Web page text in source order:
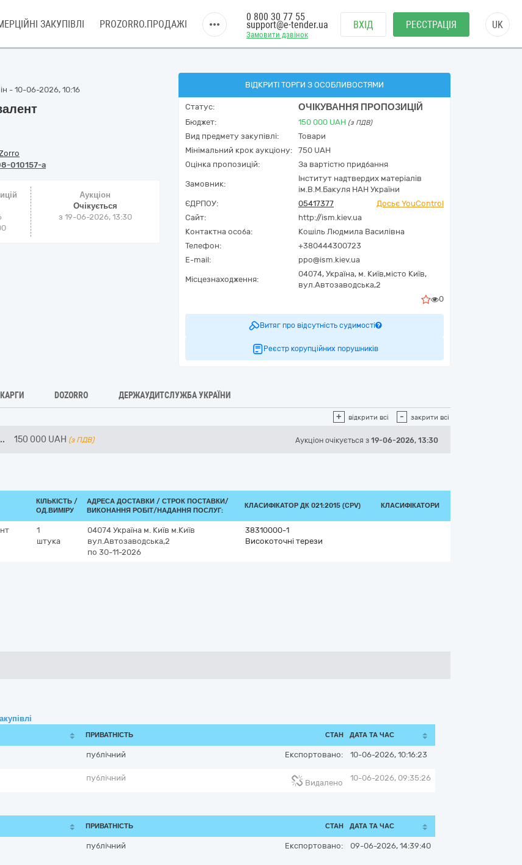
ЗАКУПІВЛІ PROZORRO.ПРОДАЖІ
Замовити дзвінок
0 800 30 77 55
support@e-tender.ua ВХІД РЕЄСТРАЦІЯ UK
- 10-06-2026, 10:16
010157-a
Аукціон
Очікується
з 19-06-2026, 13:30
ВІДКРИТІ ТОРГИ З ОСОБЛИВОСТЯМИ
Статус: ОЧІКУВАННЯ ПРОПОЗИЦІЙ
Бюджет: 150 000 UAH (з ПДВ)
Вид предмету закупівлі:
Товари
Мінімальний крок аукціону:
750 UAH
Оцінка пропозицій:
За вартістю придбання
Замовник:
Інститут надтвердих матеріалів
ім.В.М.Бакуля НАН України
ЄДРПОУ:
05417377
Досьє YouControl
Сайт:
http://ism.kiev.ua
Контактна особа:
Кошіль Людмила Василівна
Телефон:
+380444300723
E-mail:
ppo@ism.kiev.ua
Місцезнаходження:
04074, Україна, м. Київ,місто Київ,
вул.Автозаводська,2
0
Витяг про відсутність судимості
Реєстр корупційних порушників
DOZORRO ДЕРЖАУДИТСЛУЖБА УКРАЇНИ
+ відкрити всі - закрити всі
150 000 UAH (з ПДВ) Аукціон очікується з 19-06-2026, 13:30
КІЛЬКІСТЬ /
ОД.ВИМІРУ
АДРЕСА ДОСТАВКИ / СТРОК ПОСТАВКИ/
ВИКОНАННЯ РОБІТ/НАДАННЯ ПОСЛУГ:
КЛАСИФІКАТОР ДК 021:2015 (CPV) КЛАСИФІКАТОРИ
1
штука
04074 Україна м. Київ м.Київ
вул.Автозаводська,2
по 30-11-2026
38310000-1
Високоточні терези
ПРИВАТНІСТЬ СТАН ДАТА ТА ЧАС
публічний Експортовано: 10-06-2026, 10:16:23
публічний
Видалено
10-06-2026, 09:35:26
ПРИВАТНІСТЬ СТАН ДАТА ТА ЧАС
публічний Експортовано: 09-06-2026, 14:39:40